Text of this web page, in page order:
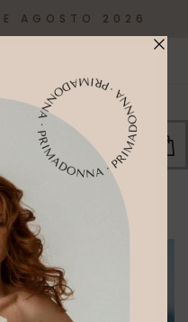
AGOSTO 2026